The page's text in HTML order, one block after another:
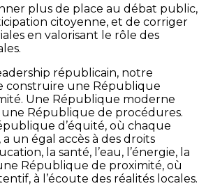
plus de place au débat public,
citoyenne, et de corriger
en valorisant le rôle des
républicain, notre
construire une République
Une République moderne
une République de procédures.
d’équité, où chaque
un égal accès à des droits
la santé, l’eau, l’énergie, la
République de proximité, où
à l’écoute des réalités locales.